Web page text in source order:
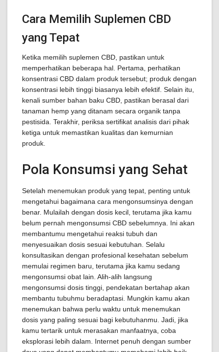
Cara Memilih Suplemen CBD
yang Tepat
Ketika memilih suplemen CBD, pastikan untuk
memperhatikan beberapa hal. Pertama, perhatikan
konsentrasi CBD dalam produk tersebut; produk dengan
konsentrasi lebih tinggi biasanya lebih efektif. Selain itu,
kenali sumber bahan baku CBD, pastikan berasal dari
tanaman hemp yang ditanam secara organik tanpa
pestisida. Terakhir, periksa sertifikat analisis dari pihak
ketiga untuk memastikan kualitas dan kemurnian
produk.
Pola Konsumsi yang Sehat
Setelah menemukan produk yang tepat, penting untuk
mengetahui bagaimana cara mengonsumsinya dengan
benar. Mulailah dengan dosis kecil, terutama jika kamu
belum pernah mengonsumsi CBD sebelumnya. Ini akan
membantumu mengetahui reaksi tubuh dan
menyesuaikan dosis sesuai kebutuhan. Selalu
konsultasikan dengan profesional kesehatan sebelum
memulai regimen baru, terutama jika kamu sedang
mengonsumsi obat lain. Alih-alih langsung
mengonsumsi dosis tinggi, pendekatan bertahap akan
membantu tubuhmu beradaptasi. Mungkin kamu akan
menemukan bahwa perlu waktu untuk menemukan
dosis yang paling sesuai bagi kebutuhanmu. Jadi, jika
kamu tertarik untuk merasakan manfaatnya, coba
eksplorasi lebih dalam. Internet penuh dengan sumber